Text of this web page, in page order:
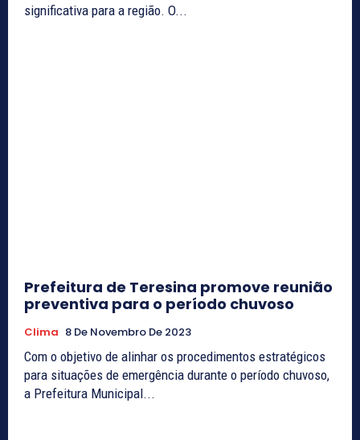
significativa para a região. O...
Prefeitura de Teresina promove reunião
preventiva para o período chuvoso
Clima 8 De Novembro De 2023
Com o objetivo de alinhar os procedimentos estratégicos
para situações de emergência durante o período chuvoso,
a Prefeitura Municipal...